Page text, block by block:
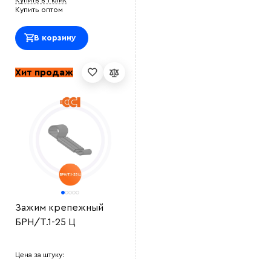
Купить оптом
В корзину
Хит продаж
Зажим крепежный
БРН/Т.1-25 Ц
Цена за штуку: